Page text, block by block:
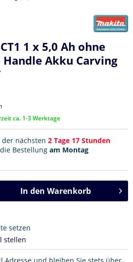
1 x 5,0 Ah ohne
Handle Akku Carving
ca. 1-3 Werktage
nächsten 2 Tage 17 Stunden
Bestellung am Montag
In den Warenkorb
setzen
stellen